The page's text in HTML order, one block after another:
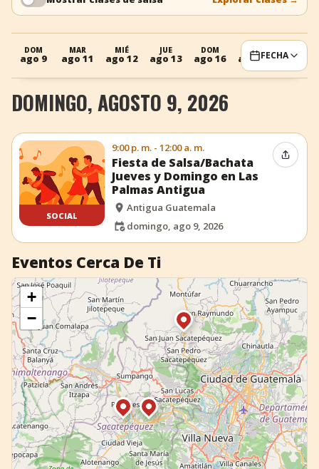
+ Añadir evento
DOM
ago 9
MAR
ago 11
MIÉ
ago 12
JUE
ago 13
DOM
ago 16
MAR
ago 18 ago 19
FECHA
DOMINGO, AGOSTO 9, 2026
SOCIAL
9:00 p. m. - 12:00 a. m.
Fiesta de Salsa/Bachata
Jueves y Domingo en Las
Palmas Antigua
Antigua Guatemala
domingo, ago 9, 2026
Eventos Cerca De Ti
+
−